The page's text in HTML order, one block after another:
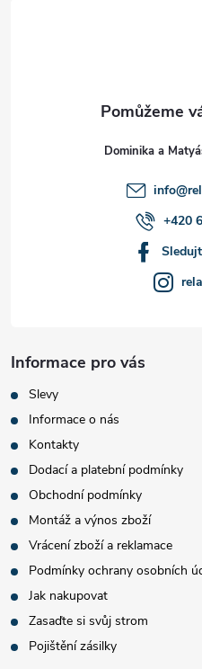
Dominika a
info@
+420
Informace pro vás
Slevy
Informace o nás
Kontakty
Dodací a platební podmínky
Obchodní podmínky
Montáž a výnos zboží
Vrácení zboží a reklamace
Podmínky ochrany osobních
Jak nakupovat
Zasaďte si svůj strom
Pojištění zásilky